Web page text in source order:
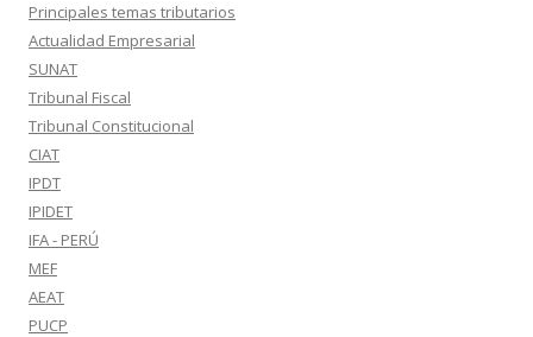
Principales temas tributarios
Actualidad Empresarial
SUNAT
Tribunal Fiscal
Tribunal Constitucional
CIAT
IPDT
IPIDET
IFA - PERÚ
MEF
AEAT
PUCP